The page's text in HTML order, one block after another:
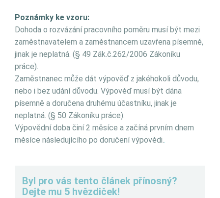
Poznámky ke vzoru:
Dohoda o rozvázání pracovního poměru musí být mezi
zaměstnavatelem a zaměstnancem uzavřena písemně,
jinak je neplatná. (§ 49 Zák.č.262/2006 Zákoníku
práce).
Zaměstnanec může dát výpověď z jakéhokoli důvodu,
nebo i bez udání důvodu. Výpověď musí být dána
písemně a doručena druhému účastníku, jinak je
neplatná. (§ 50 Zákoníku práce).
Výpovědní doba činí 2 měsíce a začíná prvním dnem
měsíce následujícího po doručení výpovědi..
Byl pro vás tento článek přínosný?
Dejte mu 5 hvězdiček!